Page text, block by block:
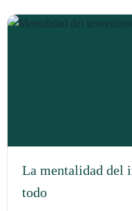
La mentalidad del
todo